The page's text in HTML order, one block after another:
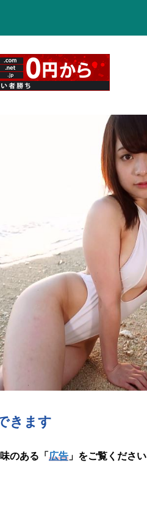
きます
のある「 広告 」をご覧ください